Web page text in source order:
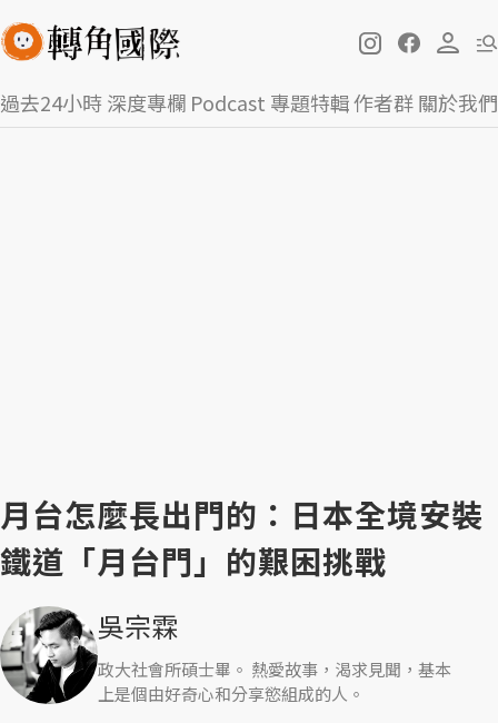
過去24小時深度專欄 Podcast 專題特輯作者群關於我們
月台怎麼長出門的：日本全境安裝
鐵道「月台門」的艱困挑戰
吳宗霖
政大社會所碩士畢。 熱愛故事，渴求見聞，基本
上是個由好奇心和分享慾組成的人。